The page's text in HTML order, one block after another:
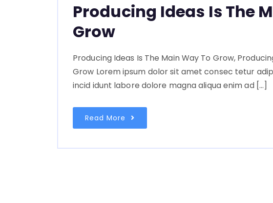
Producing Ideas Is The
Grow
Producing Ideas Is The Main Way To Grow,
Grow Lorem ipsum dolor sit amet consec tetur
incid idunt labore dolore magna aliqua enim ad […]
Read More